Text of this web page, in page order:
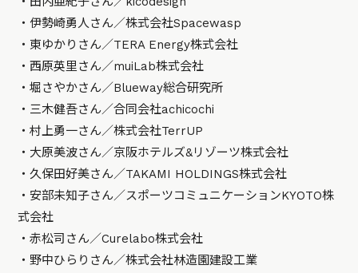
・伊勢崎勇人さん／株式会社Spacewasp
・東ゆかりさん／TERA Energy株式会社
・西原英里さん／muiLab株式会社
・堀さやかさん／Blueway総合研究所
・三木健吾さん／合同会社achicochi
・村上勇一さん／株式会社TerrUP
・大原美波さん／京阪ホテルズ&リゾーツ株式会社
・久保田好美さん／TAKAMI HOLDINGS株式会社
・安部未知子さん／スポーツコミュニケーションKYOTO株
式会社
・赤松司さん／Curelabo株式会社
・野中ひらりさん／株式会社林造園建設工業